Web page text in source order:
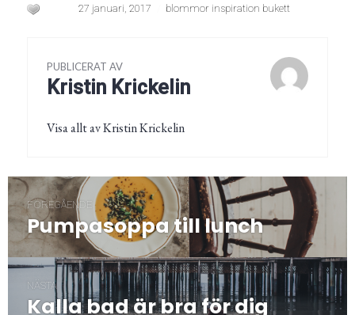
27 januari, 2017 blommor inspiration bukett
PUBLICERAT AV
Kristin Krickelin
Visa allt av Kristin Krickelin
Inläggsnavigering
FÖREGÅENDE
Föregående
post:
Pumpasoppa till lunch
NÄSTA
Nästa
Kalla bad är bra för dig